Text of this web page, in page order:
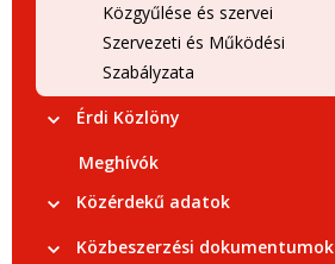
Közgyűlése és szervei
Szervezeti és Működési
Szabályzata
Érdi Közlöny
Meghívók
Közérdekű adatok
Közbeszerzési dokumentumok